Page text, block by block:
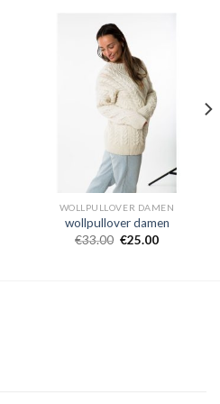
WOLLPULLOVER DAMEN
wollpullover damen
€33.00 €25.00